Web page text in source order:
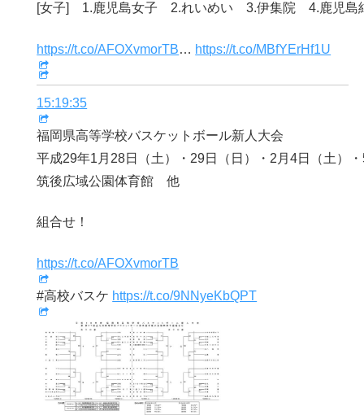
[女子] 1.鹿児島女子 2.れいめい 3.伊集院 4.鹿児島
https://t.co/AFOXvmorTB… https://t.co/MBfYErHf1U
15:19:35
福岡県高等学校バスケットボール新人大会
平成29年1月28日（土）・29日（日）・2月4日（土）
筑後広域公園体育館 他
組合せ！
https://t.co/AFOXvmorTB
#高校バスケ https://t.co/9NNyeKbQPT